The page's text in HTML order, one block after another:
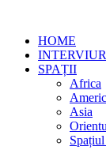
HOME
SPAȚII
Africa
Asia